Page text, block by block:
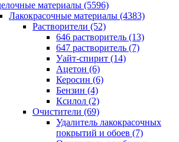
материалы (5596)
Лакокрасочные материалы (4383)
Растворители (52)
646 растворитель (13)
647 растворитель (7)
Уайт-спирит (14)
Ацетон (6)
Керосин (6)
Бензин (4)
Ксилол (2)
Очистители (69)
Удалитель лакокрасочных
покрытий и обоев (7)